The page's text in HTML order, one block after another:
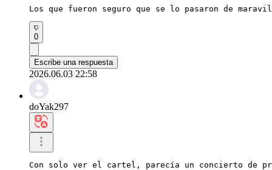
Los que fueron seguro que se lo pasaron de
0
Escribe una respuesta
2026.06.03 22:58
doYak297
Con solo ver el cartel, parecía un concierto de